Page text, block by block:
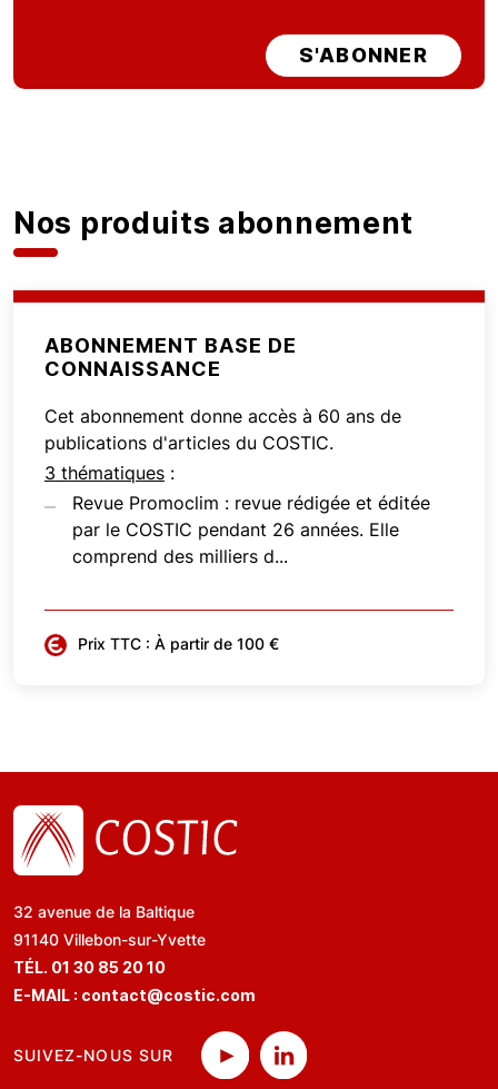
S'ABONNER
Nos produits abonnement
ABONNEMENT BASE DE
CONNAISSANCE
Cet abonnement donne accès à 60 ans de
publications d'articles du COSTIC.
3 thématiques :
Revue Promoclim : revue rédigée et éditée
par le COSTIC pendant 26 années. Elle
comprend des milliers d...
Prix TTC : À partir de 100 €
32 avenue de la Baltique
91140 Villebon-sur-Yvette
TÉL. 01 30 85 20 10
E-MAIL : contact@costic.com
SUIVEZ-NOUS SUR